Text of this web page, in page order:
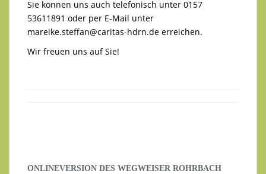
Sie können uns auch telefonisch unter 0157
53611891 oder per E-Mail unter
mareike.steffan@caritas-hdrn.de erreichen.
Wir freuen uns auf Sie!
ONLINEVERSION DES WEGWEISER ROHRBACH